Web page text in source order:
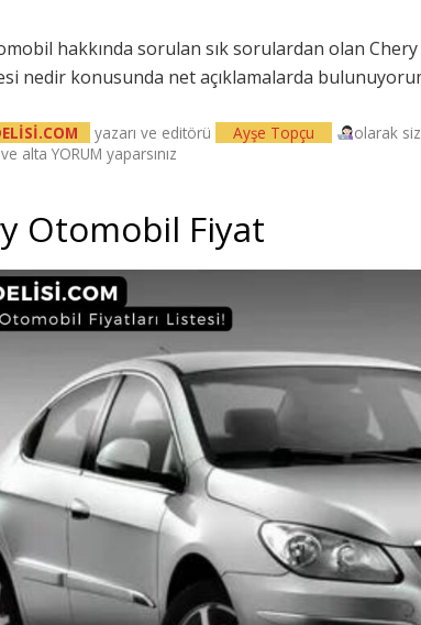
hakkında sorulan sık sorulardan olan
nedir konusunda net açıklamalarda
yazarı ve editörü Ayşe Topçu olarak
alta YORUM yaparsınız
Otomobil Fiyat